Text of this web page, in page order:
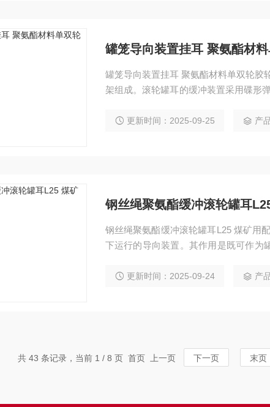
罐笼导向装置挂耳 聚氨酯材
罐笼导向装置挂耳 聚氨酯材料单双轮胶
架组成。滚轮罐耳的缓冲装置采用碟形
更新时间：2025-09-25 产
钢丝绳聚氨酯缓冲滚轮罐耳
钢丝绳聚氨酯缓冲滚轮罐耳L25 煤矿用配件 滚轮罐耳是安设在罐笼上，沿刚性组合罐道上
下运行的导向装置。其作用是既可作为
氨酯滚轮罐耳胶圈 多种罐笼配件
更新时间：2025-09-24 产
共 43 条记录，当前 1 / 8 页 首页 上一页 下一页 末页